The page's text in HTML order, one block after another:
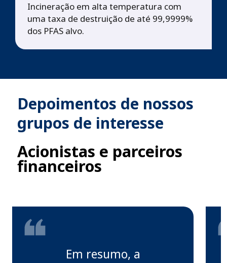
Incineração em alta temperatura com
uma taxa de destruição de até 99,9999%
dos PFAS alvo.
Depoimentos de nossos
grupos de interesse
Acionistas e parceiros
financeiros
Em resumo, a